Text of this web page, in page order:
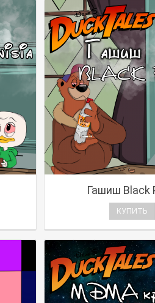
Гашиш Black
КУПИТЬ